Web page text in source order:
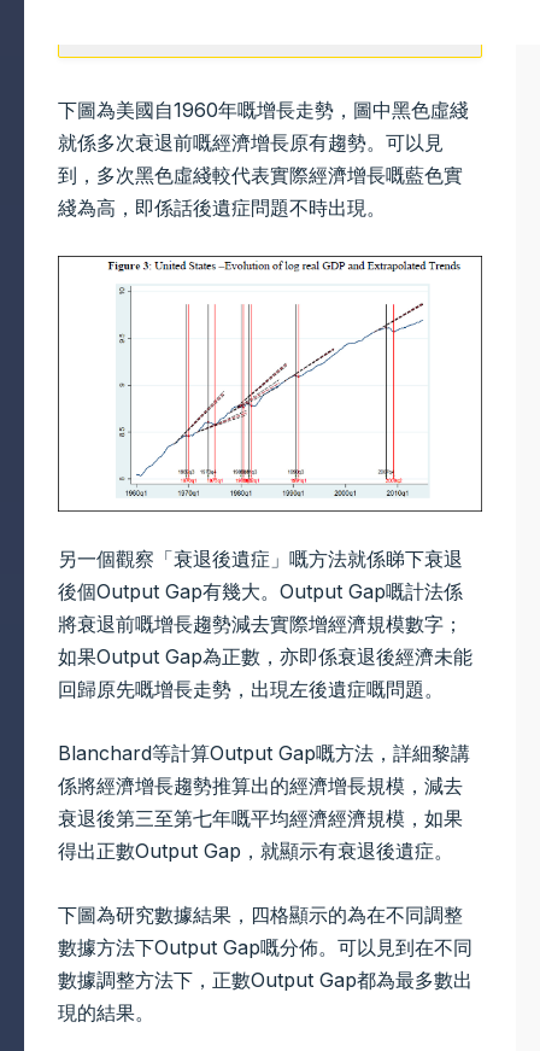
下圖為美國自1960年嘅增長走勢，圖中黑色虛綫
就係多次衰退前嘅經濟增長原有趨勢。可以見
到，多次黑色虛綫較代表實際經濟增長嘅藍色實
綫為高，即係話後遺症問題不時出現。
另一個觀察「衰退後遺症」嘅方法就係睇下衰退
後個Output Gap有幾大。Output Gap嘅計法係
將衰退前嘅增長趨勢減去實際增經濟規模數字；
如果Output Gap為正數，亦即係衰退後經濟未能
回歸原先嘅增長走勢，出現左後遺症嘅問題。
Blanchard等計算Output Gap嘅方法，詳細黎講
係將經濟增長趨勢推算出的經濟增長規模，減去
衰退後第三至第七年嘅平均經濟經濟規模，如果
得出正數Output Gap，就顯示有衰退後遺症。
下圖為研究數據結果，四格顯示的為在不同調整
數據方法下Output Gap嘅分佈。可以見到在不同
數據調整方法下，正數Output Gap都為最多數出
現的結果。